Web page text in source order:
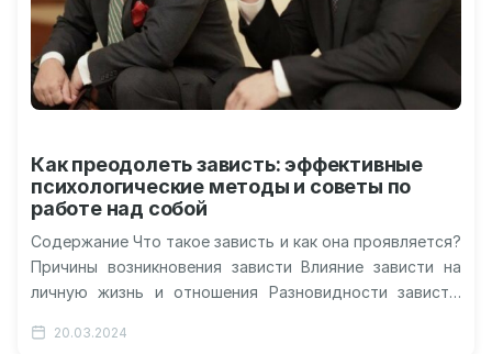
Как преодолеть зависть: эффективные
психологические методы и советы по
работе над собой
Содержание Что такое зависть и как она проявляется?
Причины возникновения зависти Влияние зависти на
личную жизнь и отношения Разновидности зависти:
20.03.2024